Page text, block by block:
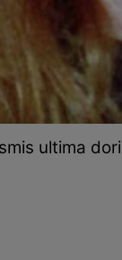
ultima